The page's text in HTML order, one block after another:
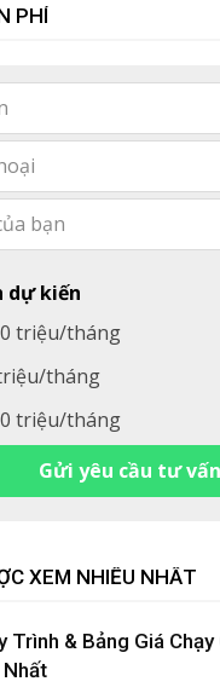
PHÍ
dự kiến
triệu/tháng
tháng
triệu/tháng
Gửi yêu cầu tư vấn
XEM NHIỀU NHẤT
Trình & Bảng Giá Chạy